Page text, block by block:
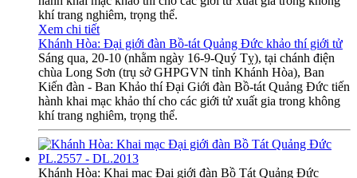
khí trang nghiêm, trọng thể.
Xem chi tiết
Khánh Hòa: Đại giới đàn Bồ-tát Quảng Đức khảo thí giới tử
Sáng qua, 20-10 (nhằm ngày 16-9-Quý Tỵ), tại chánh điện
chùa Long Sơn (trụ sở GHPGVN tỉnh Khánh Hòa), Ban
Kiến đàn - Ban Khảo thí Đại Giới đàn Bồ-tát Quảng Đức tiến
hành khai mạc khảo thí cho các giới tử xuất gia trong không
khí trang nghiêm, trọng thể.
Khánh Hòa: Khai mạc Đại giới đàn Bồ Tát Quảng Đức